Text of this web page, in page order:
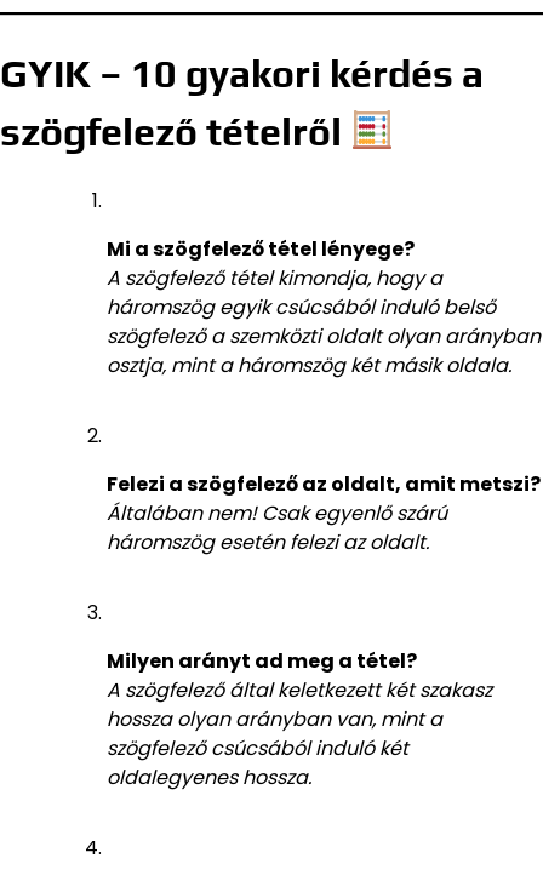
GYIK – 10 gyakori kérdés a
szögfelező tételről
Mi a szögfelező tétel lényege?
A szögfelező tétel kimondja, hogy a
háromszög egyik csúcsából induló belső
szögfelező a szemközti oldalt olyan arányban
osztja, mint a háromszög két másik oldala.
Felezi a szögfelező az oldalt, amit metszi?
Általában nem! Csak egyenlő szárú
háromszög esetén felezi az oldalt.
Milyen arányt ad meg a tétel?
A szögfelező által keletkezett két szakasz
hossza olyan arányban van, mint a
szögfelező csúcsából induló két
oldalegyenes hossza.